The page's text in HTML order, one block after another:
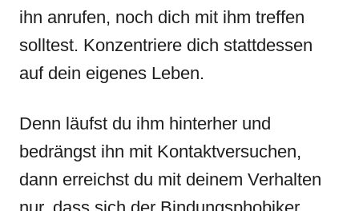
ihn anrufen, noch dich mit ihm treffen
solltest. Konzentriere dich stattdessen
auf dein eigenes Leben.
Denn läufst du ihm hinterher und
bedrängst ihn mit Kontaktversuchen,
dann erreichst du mit deinem Verhalten